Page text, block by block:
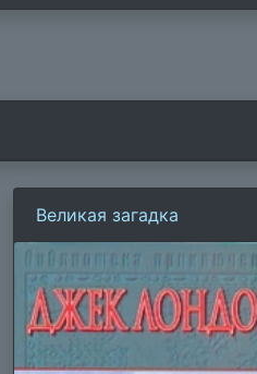
Великая загадка